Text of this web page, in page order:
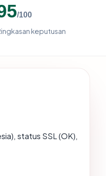
/100
keputusan
status SSL (OK),